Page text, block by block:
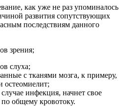
как уже не раз упоминалось
развития сопутствующих
последствиям данного
зрения;
слуха;
с тканями мозга, к примеру,
остеомиелит;
инфекция, начнет свое
по общему кровотоку.